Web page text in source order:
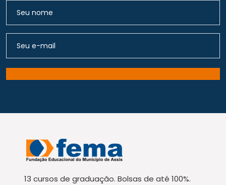
13 cursos de graduação. Bolsas de até 100%.